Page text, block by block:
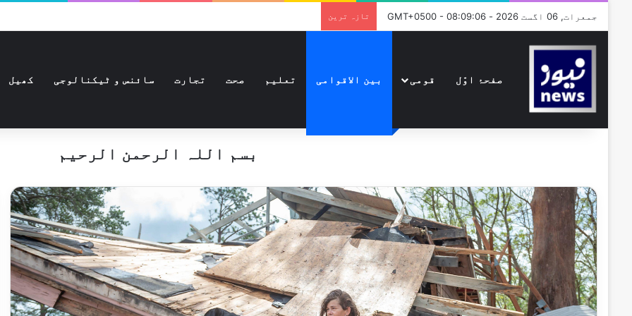
جمعرات, 06 اگست 2026 - GMT+0500 - 08:09:06 تازہ ترین
صفحۂ اوّل قومی بین الاقوامی تعلیم صحت تجارت سائنس و ٹیکنالوجی کھیل
بسم اللہ الرحمن الرحیم